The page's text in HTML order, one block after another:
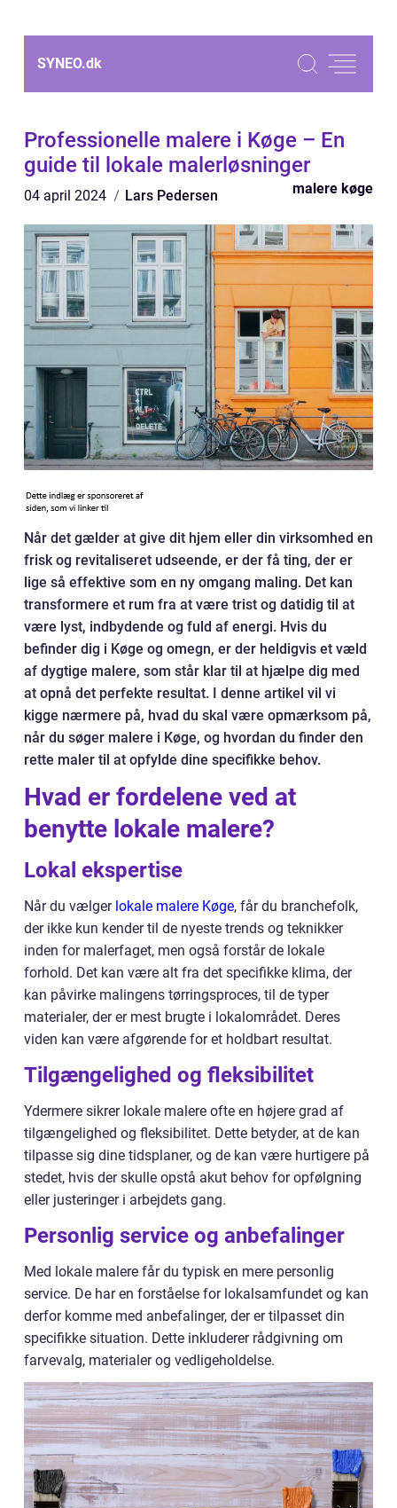
SYNEO.dk
Professionelle malere i Køge – En
guide til lokale malerløsninger
04 april 2024 Lars Pedersen malere køge
Når det gælder at give dit hjem eller din virksomhed en
frisk og revitaliseret udseende, er der få ting, der er
lige så effektive som en ny omgang maling. Det kan
transformere et rum fra at være trist og datidig til at
være lyst, indbydende og fuld af energi. Hvis du
befinder dig i Køge og omegn, er der heldigvis et væld
af dygtige malere, som står klar til at hjælpe dig med
at opnå det perfekte resultat. I denne artikel vil vi
kigge nærmere på, hvad du skal være opmærksom på,
når du søger malere i Køge, og hvordan du finder den
rette maler til at opfylde dine specifikke behov.
Hvad er fordelene ved at
benytte lokale malere?
Lokal ekspertise
Når du vælger lokale malere Køge, får du branchefolk,
der ikke kun kender til de nyeste trends og teknikker
inden for malerfaget, men også forstår de lokale
forhold. Det kan være alt fra det specifikke klima, der
kan påvirke malingens tørringsproces, til de typer
materialer, der er mest brugte i lokalområdet. Deres
viden kan være afgørende for et holdbart resultat.
Tilgængelighed og fleksibilitet
Ydermere sikrer lokale malere ofte en højere grad af
tilgængelighed og fleksibilitet. Dette betyder, at de kan
tilpasse sig dine tidsplaner, og de kan være hurtigere på
stedet, hvis der skulle opstå akut behov for opfølgning
eller justeringer i arbejdets gang.
Personlig service og anbefalinger
Med lokale malere får du typisk en mere personlig
service. De har en forståelse for lokalsamfundet og kan
derfor komme med anbefalinger, der er tilpasset din
specifikke situation. Dette inkluderer rådgivning om
farvevalg, materialer og vedligeholdelse.